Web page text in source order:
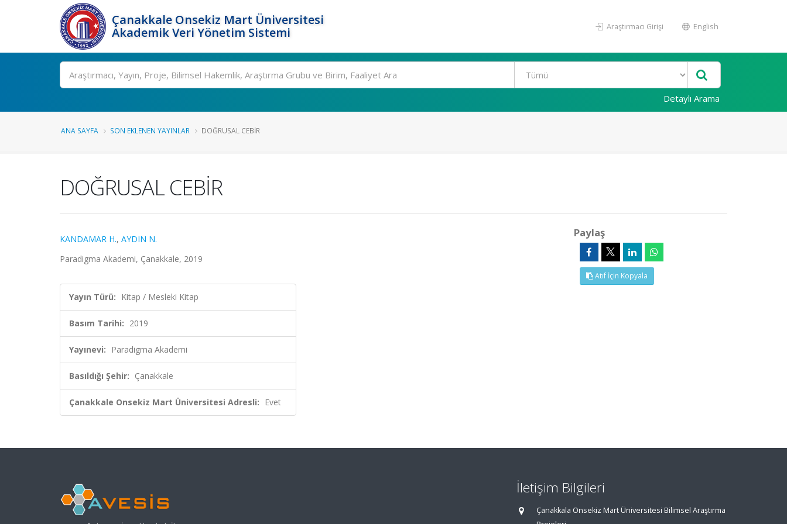
Çanakkale Onsekiz Mart Üniversitesi
Akademik Veri Yönetim Sistemi
Araştırmacı Girişi English
Ara
Detaylı Arama
ANA SAYFA SON EKLENEN YAYINLAR DOĞRUSAL CEBİR
DOĞRUSAL CEBİR
KANDAMAR H., AYDIN N.
Paradigma Akademi, Çanakkale, 2019
Yayın Türü: Kitap / Mesleki Kitap
Basım Tarihi: 2019
Yayınevi: Paradigma Akademi
Basıldığı Şehir: Çanakkale
Çanakkale Onsekiz Mart Üniversitesi Adresli: Evet
Paylaş
Atıf İçin Kopyala
İletişim Bilgileri
Çanakkala Onsekiz Mart Üniversitesi Bilimsel Araştırma